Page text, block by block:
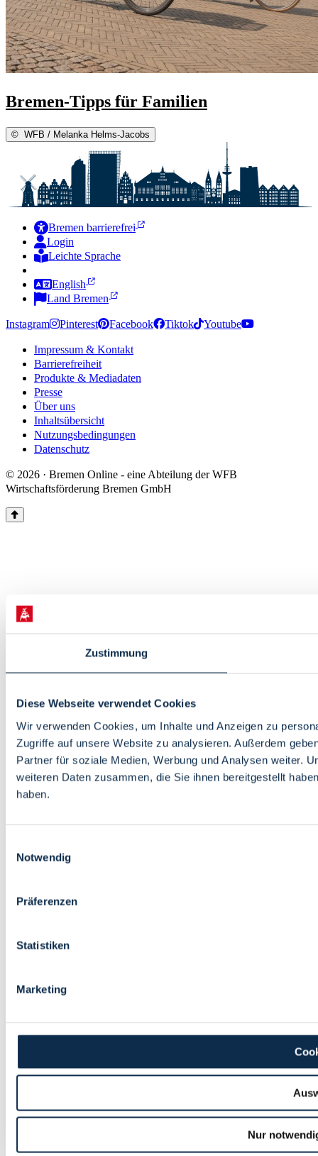
Zustimmung
Diese Webseite verwendet Cookies
Wir verwenden Cookies, um Inhalte und Anzeigen zu
Zugriffe auf unsere Website zu analysieren. Außerdem
Partner für soziale Medien, Werbung und Analysen weiter.
weiteren Daten zusammen, die Sie ihnen bereitgestellt
haben.
Notwendig
Präferenzen
Statistiken
Marketing
Nur
Bremen-Tipps für Familien
© WFB / Melanka Helms-Jacobs
Bremen barrierefrei
Login
Leichte Sprache
English
Land Bremen
Instagram Pinterest Facebook Tiktok Youtube
Impressum & Kontakt
Barrierefreiheit
Produkte & Mediadaten
Presse
Über uns
Inhaltsübersicht
Nutzungsbedingungen
Datenschutz
© 2026 · Bremen Online - eine Abteilung der WFB
Wirtschaftsförderung Bremen GmbH